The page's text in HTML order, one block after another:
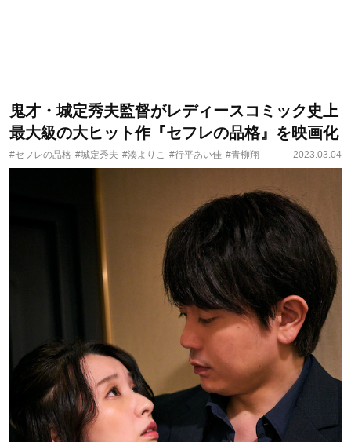
鬼才・城定秀夫監督がレディースコミック史上
最大級の大ヒット作『セフレの品格』を映画化
#セフレの品格 #城定秀夫 #湊よりこ #行平あい佳 #青柳翔 2023.03.04